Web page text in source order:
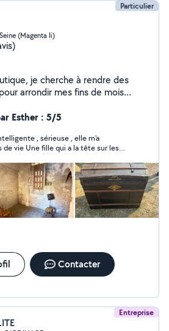
Particulier
(Magenta Ii)
je cherche à rendre des
arrondir mes fins de mois
à vos attentes! À très vite :)
Esther : 5/5
, sérieuse , elle m'a
tête sur les
Contacter
Entreprise